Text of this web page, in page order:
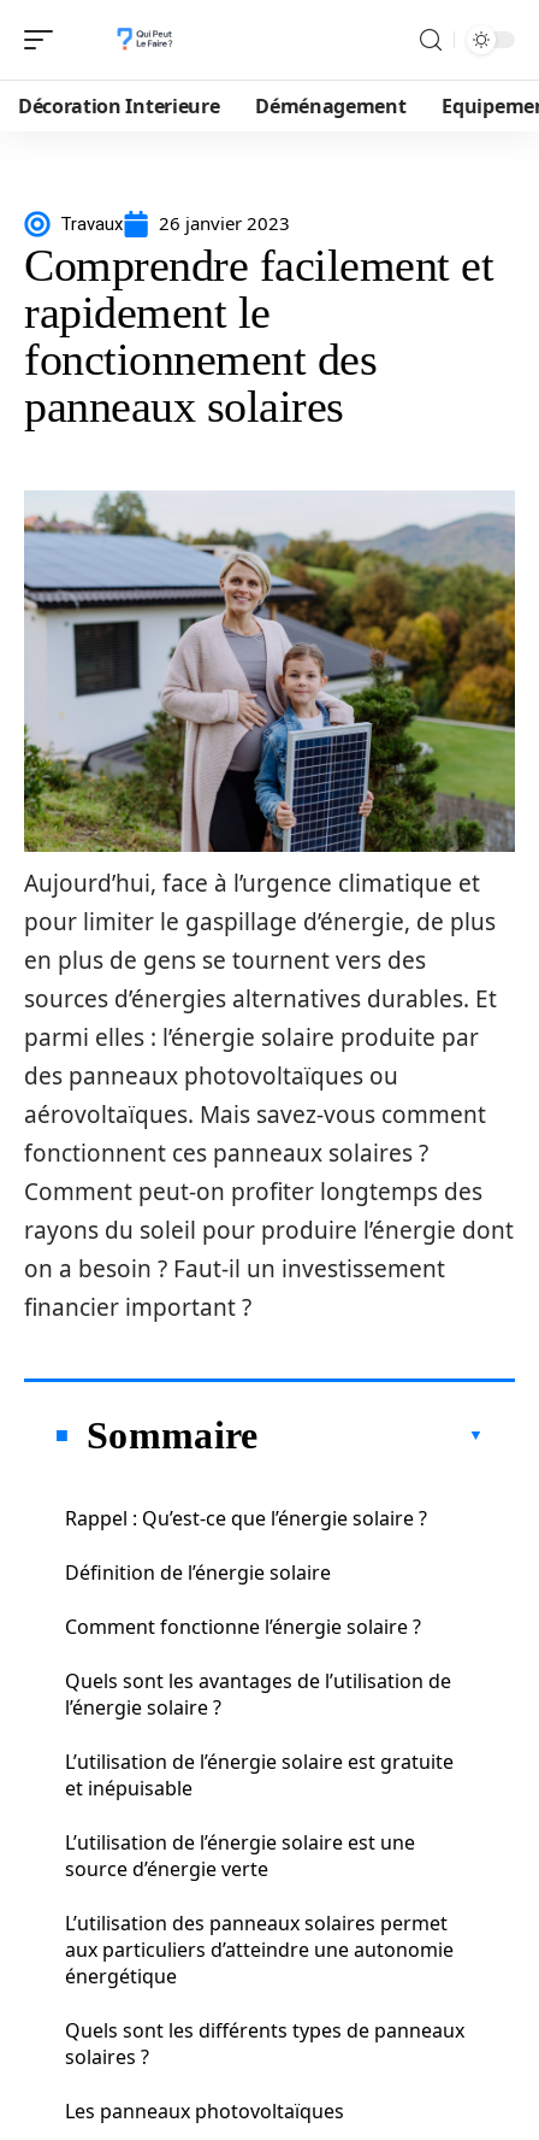
Décoration Interieure Déménagement
Travaux 26 janvier 2023
Comprendre facilement et
rapidement le
fonctionnement des
panneaux solaires
Aujourd’hui, face à l’urgence climatique et
pour limiter le gaspillage d’énergie, de plus
en plus de gens se tournent vers des
sources d’énergies alternatives durables. Et
parmi elles : l’énergie solaire produite par
des panneaux photovoltaïques ou
aérovoltaïques. Mais savez-vous comment
fonctionnent ces panneaux solaires ?
Comment peut-on profiter longtemps des
rayons du soleil pour produire l’énergie dont
on a besoin ? Faut-il un investissement
financier important ?
Sommaire
Rappel : Qu’est-ce que l’énergie solaire ?
Définition de l’énergie solaire
Comment fonctionne l’énergie solaire ?
Quels sont les avantages de l’utilisation de
l’énergie solaire ?
L’utilisation de l’énergie solaire est gratuite
et inépuisable
L’utilisation de l’énergie solaire est une
source d’énergie verte
L’utilisation des panneaux solaires permet
aux particuliers d’atteindre une autonomie
énergétique
Quels sont les différents types de panneaux
solaires ?
Les panneaux photovoltaïques